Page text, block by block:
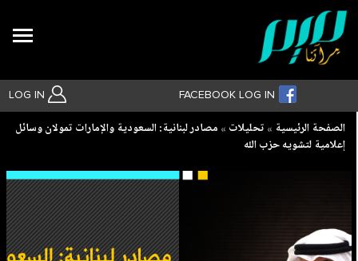
LOG IN FACEBOOK LOG IN
بحث متقدم
Breadcrumb
الصفحة الرئيسية تحليلات
مصادر لبنانية: السعودية والإمارات تمولان وسائل
إعلامية لتشويه حزب الله